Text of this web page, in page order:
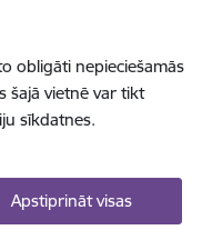
obligāti nepieciešamās
šajā vietnē var tikt
sīkdatnes.
Apstiprināt visas